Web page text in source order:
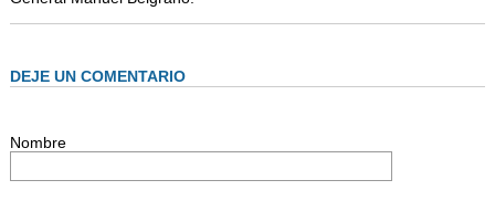
DEJE UN COMENTARIO
Nombre